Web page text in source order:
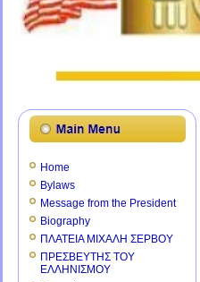
Home
Bylaws
Message from the President
Biography
ΠΛΑΤΕΙΑ ΜΙΧΑΛΗ ΣΕΡΒΟΥ
ΠΡΕΣΒΕΥΤΗΣ ΤΟΥ
ΕΛΛΗΝΙΣΜΟΥ